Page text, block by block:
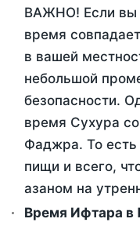
ВАЖНО! Если вы
время
в вашей
небольшой
безопасности.
время Сухура
Фаджра. То
пищи и всего,
азаном на
Время Ифтара в